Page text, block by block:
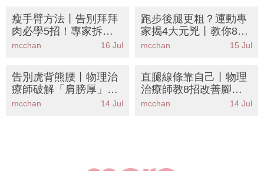
瘦手臂方法丨告別拜拜
肉必學5招！專家拆
解：想瘦手臂先增肌？
mcchan 16 Jul
跑步後腿更粗？運動專
家揭4大元兇丨教你8個
正確拉筋動作+補水時
mcchan 15 Jul
告別虎背熊腰丨物理治
療師破解「肩膀厚」元
兇！親授5招懶人拉伸
mcchan 14 Jul
直腿線條靠自己丨物理
治療師教8招改善腳踝
活動度 告別蘿蔔腿假胯
mcchan 14 Jul